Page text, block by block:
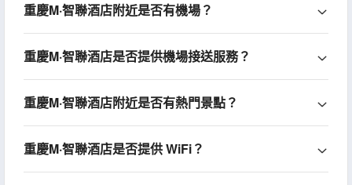
重慶M·智聯酒店附近是否有機場？
重慶M·智聯酒店是否提供機場接送服務？
重慶M·智聯酒店附近是否有熱門景點？
重慶M·智聯酒店是否提供 WiFi？